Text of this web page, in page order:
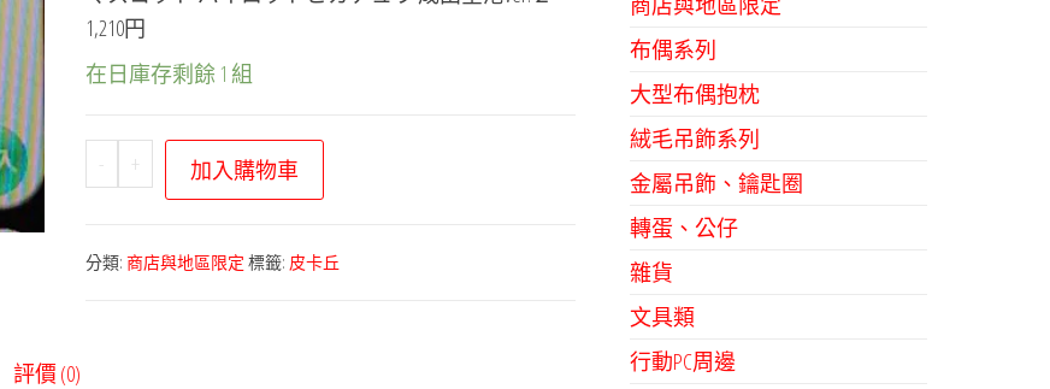
1,210円
在日庫存剩餘 1 組
-
寶
可
商
+ 加入購物車
分類: 商店與地區限定 標籤: 皮卡丘
評價 (0)
布偶系列
大型布偶抱枕
絨毛吊飾系列
金屬吊飾、鑰匙圈
轉蛋、公仔
雜貨
文具類
行動PC周邊